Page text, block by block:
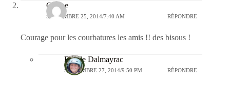
Oriane
SEPTEMBRE 25, 2014/7:40 AM RÉPONDRE
Courage pour les courbatures les amis !! des bisous !
Estelle Dalmayrac
SEPTEMBRE 27, 2014/9:50 PM RÉPONDRE